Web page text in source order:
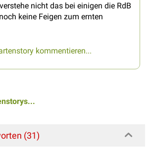
nicht das bei einigen die RdB
keine Feigen zum ernten
kommentieren...
(31)